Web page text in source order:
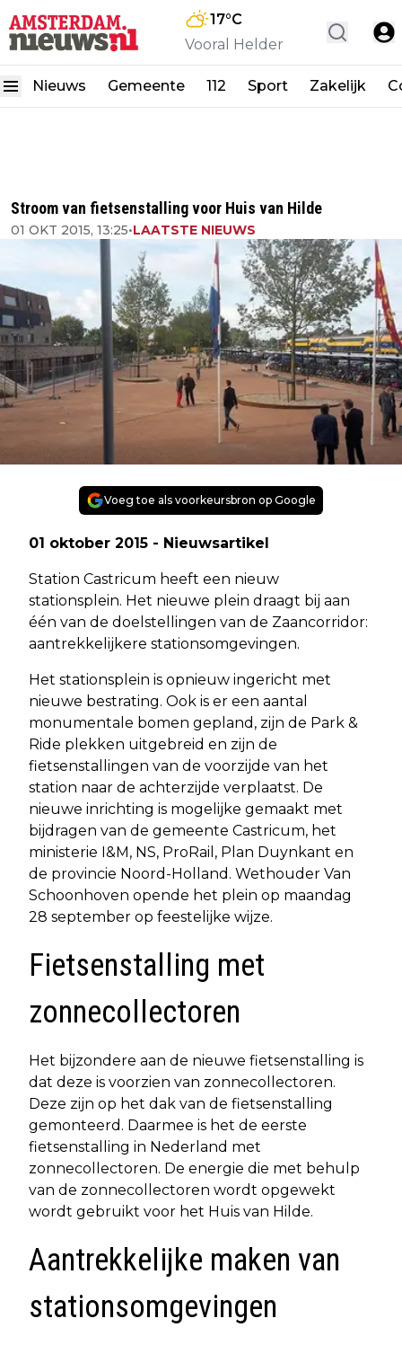
17°C
Vooral Helder
Nieuws Gemeente 112 Sport Zakelijk
Stroom van fietsenstalling voor Huis van Hilde
01 OKT 2015, 13:25•LAATSTE NIEUWS
Voeg toe als voorkeursbron op Google
01 oktober 2015 - Nieuwsartikel
Station Castricum heeft een nieuw
stationsplein. Het nieuwe plein draagt bij aan
één van de doelstellingen van de Zaancorridor:
aantrekkelijkere stationsomgevingen.
Het stationsplein is opnieuw ingericht met
nieuwe bestrating. Ook is er een aantal
monumentale bomen gepland, zijn de Park &
Ride plekken uitgebreid en zijn de
fietsenstallingen van de voorzijde van het
station naar de achterzijde verplaatst. De
nieuwe inrichting is mogelijke gemaakt met
bijdragen van de gemeente Castricum, het
ministerie I&M, NS, ProRail, Plan Duynkant en
de provincie Noord-Holland. Wethouder Van
Schoonhoven opende het plein op maandag
28 september op feestelijke wijze.
Fietsenstalling met
zonnecollectoren
Het bijzondere aan de nieuwe fietsenstalling is
dat deze is voorzien van zonnecollectoren.
Deze zijn op het dak van de fietsenstalling
gemonteerd. Daarmee is het de eerste
fietsenstalling in Nederland met
zonnecollectoren. De energie die met behulp
van de zonnecollectoren wordt opgewekt
wordt gebruikt voor het Huis van Hilde.
Aantrekkelijke maken van
stationsomgevingen